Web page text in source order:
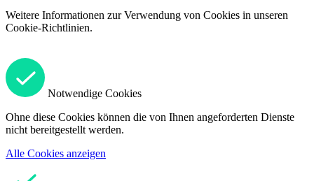
Weitere Informationen zur Verwendung von Cookies in unseren
Cookie-Richtlinien.
Notwendige Cookies
Ohne diese Cookies können die von Ihnen angeforderten Dienste
nicht bereitgestellt werden.
Alle Cookies anzeigen